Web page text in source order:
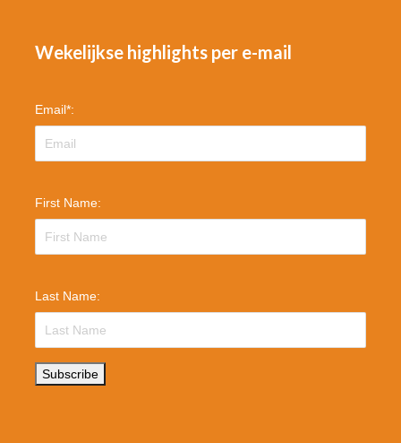
Wekelijkse highlights per e-mail
Email*:
First Name:
Last Name:
Subscribe